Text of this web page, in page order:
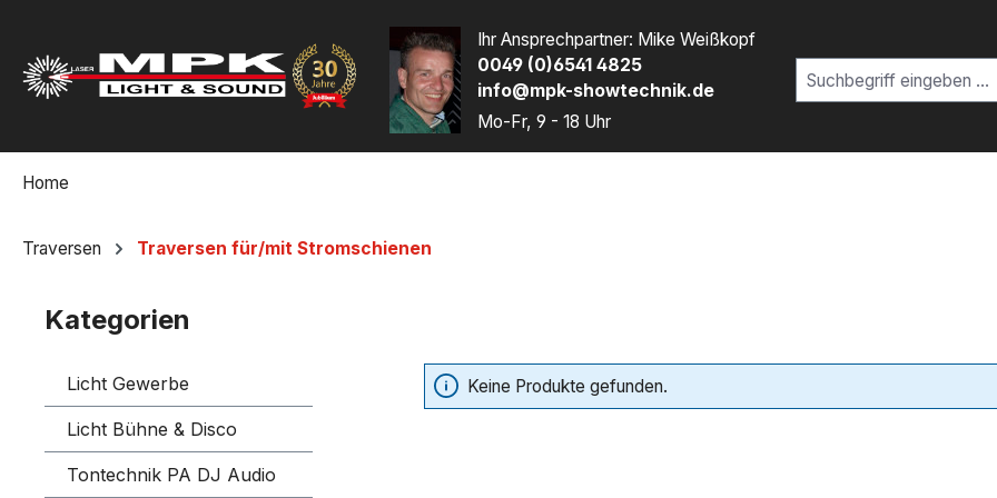
Ihr Ansprechpartner: Mike Weißkopf
0049 (0)6541 4825
info@mpk-showtechnik.de
Mo-Fr, 9 - 18 Uhr
Home
Traversen Traversen für/mit Stromschienen
Kategorien
Licht Gewerbe
Licht Bühne & Disco
Tontechnik PA DJ Audio
Keine Produkte gefunden.